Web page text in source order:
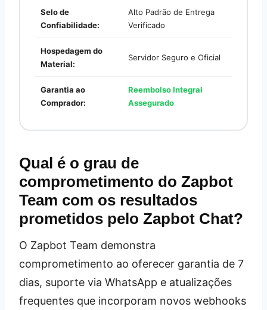
Selo de
Confiabilidade:
Alto Padrão de Entrega
Verificado
Hospedagem do
Material:
Servidor Seguro e Oficial
Garantia ao
Comprador:
Reembolso Integral
Assegurado
Qual é o grau de
comprometimento do Zapbot
Team com os resultados
prometidos pelo Zapbot Chat?
O Zapbot Team demonstra
comprometimento ao oferecer garantia de 7
dias, suporte via WhatsApp e atualizações
frequentes que incorporam novos webhooks